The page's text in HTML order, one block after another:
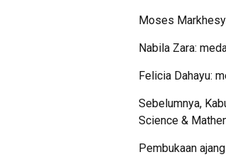
Moses
Nabila Zara:
Felicia Dahayu:
Sebelumnya,
Science &
Pembukaan